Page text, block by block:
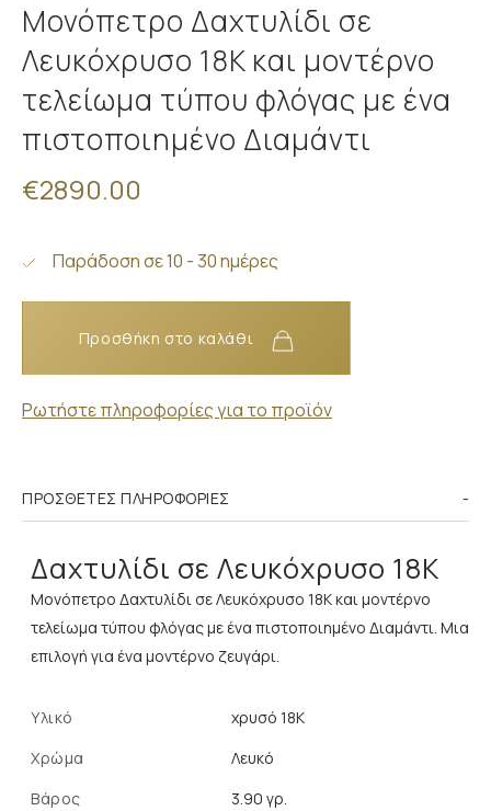
Μονόπετρο Δαχτυλίδι σε
Λευκόχρυσο 18K και μοντέρνο
τελείωμα τύπου φλόγας με ένα
πιστοποιημένο Διαμάντι
€2890.00
Παράδοση σε 10 - 30 ημέρες
Προσθήκη στο καλάθι
Ρωτήστε πληροφορίες για το προϊόν
ΠΡΌΣΘΕΤΕΣ ΠΛΗΡΟΦΟΡΊΕΣ
Δαχτυλίδι σε Λευκόχρυσο 18K
Μονόπετρο Δαχτυλίδι σε Λευκόχρυσο 18K και μοντέρνο
τελείωμα τύπου φλόγας με ένα πιστοποιημένο Διαμάντι. Μια
επιλογή για ένα μοντέρνο ζευγάρι.
Υλικό
χρυσό 18K
Χρώμα
Λευκό
Βάρος
3.90 γρ.